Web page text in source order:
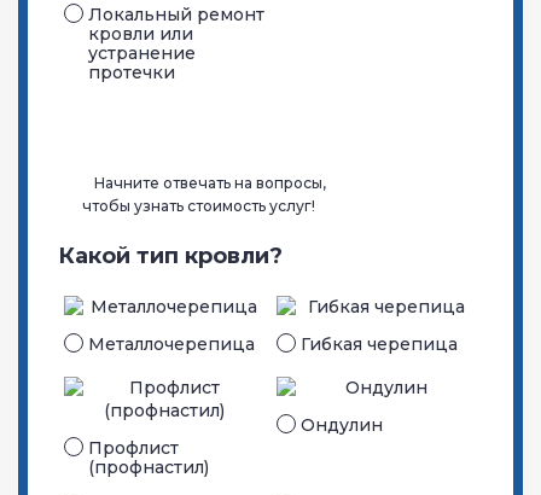
Локальный ремонт
кровли или
устранение
протечки
Начните отвечать на вопросы,
чтобы узнать стоимость услуг!
Какой тип кровли?
Металло­черепица Гибкая черепица
Профлист
(профнастил)
Ондулин